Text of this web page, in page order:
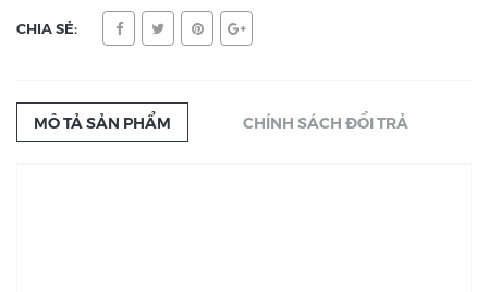
CHIA SẺ:
MÔ TẢ SẢN PHẨM CHÍNH SÁCH ĐỔI TRẢ